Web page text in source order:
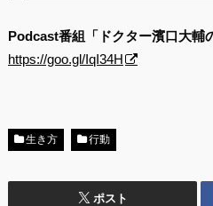
Podcast番組「ドクター濱口大輔
https://goo.gl/IqI34H
生き方 行動
ポスト